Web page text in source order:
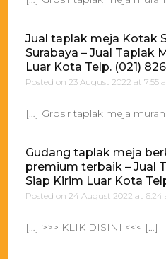
Jual taplak meja Kotak
Surabaya – Jual Taplak
Luar Kota Telp. (021)
Posted on 23 August 2022 at 7:55
[…] Grosir taplak meja
Gudang taplak meja
premium terbaik – Jual
Siap Kirim Luar Kota
Posted on 24 August 2022 at 6:24
[…] >>> KLIK DISINI <<< […]